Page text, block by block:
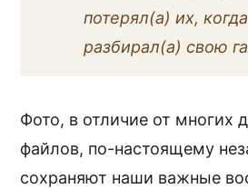
потерял(а) их, когда
разбирал(а) свою
Фото, в отличие от многих
файлов, по-настоящему
сохраняют наши важные